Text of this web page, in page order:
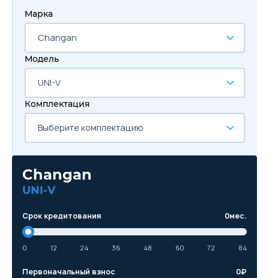
Марка
Changan
Модель
UNI-V
Комплектация
Выберите комплектацию
Changan
UNI-V
Срок кредитования 0мес.
0 12 24 36 48 60 72 84
Первоначальный взнос 0₽